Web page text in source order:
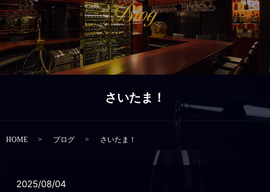
さいたま！
HOME ブログ さいたま！
2025/08/04